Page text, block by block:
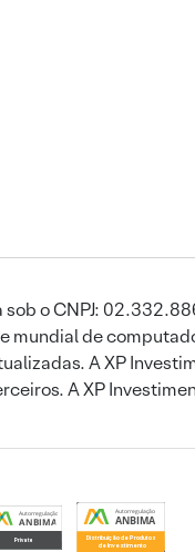
sob o CNPJ:
mundial de
A XP
A XP